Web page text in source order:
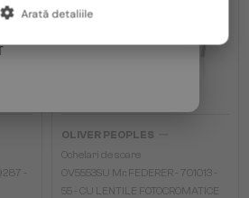
-
OLIVER PEOPLES
Ochelari de soare
OV5553SU Mr. FEDERER - 701013 -
55 - CU LENTILE FOTOCROMATICE
Arată detaliile